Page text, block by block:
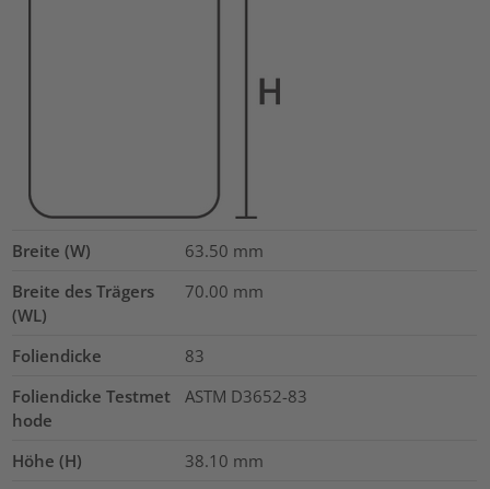
Breite (W) 63.50 mm
Breite des Trägers
(WL)
70.00 mm
Foliendicke
83
Foliendicke Testmet
hode
ASTM D3652-83
Höhe (H) 38.10 mm